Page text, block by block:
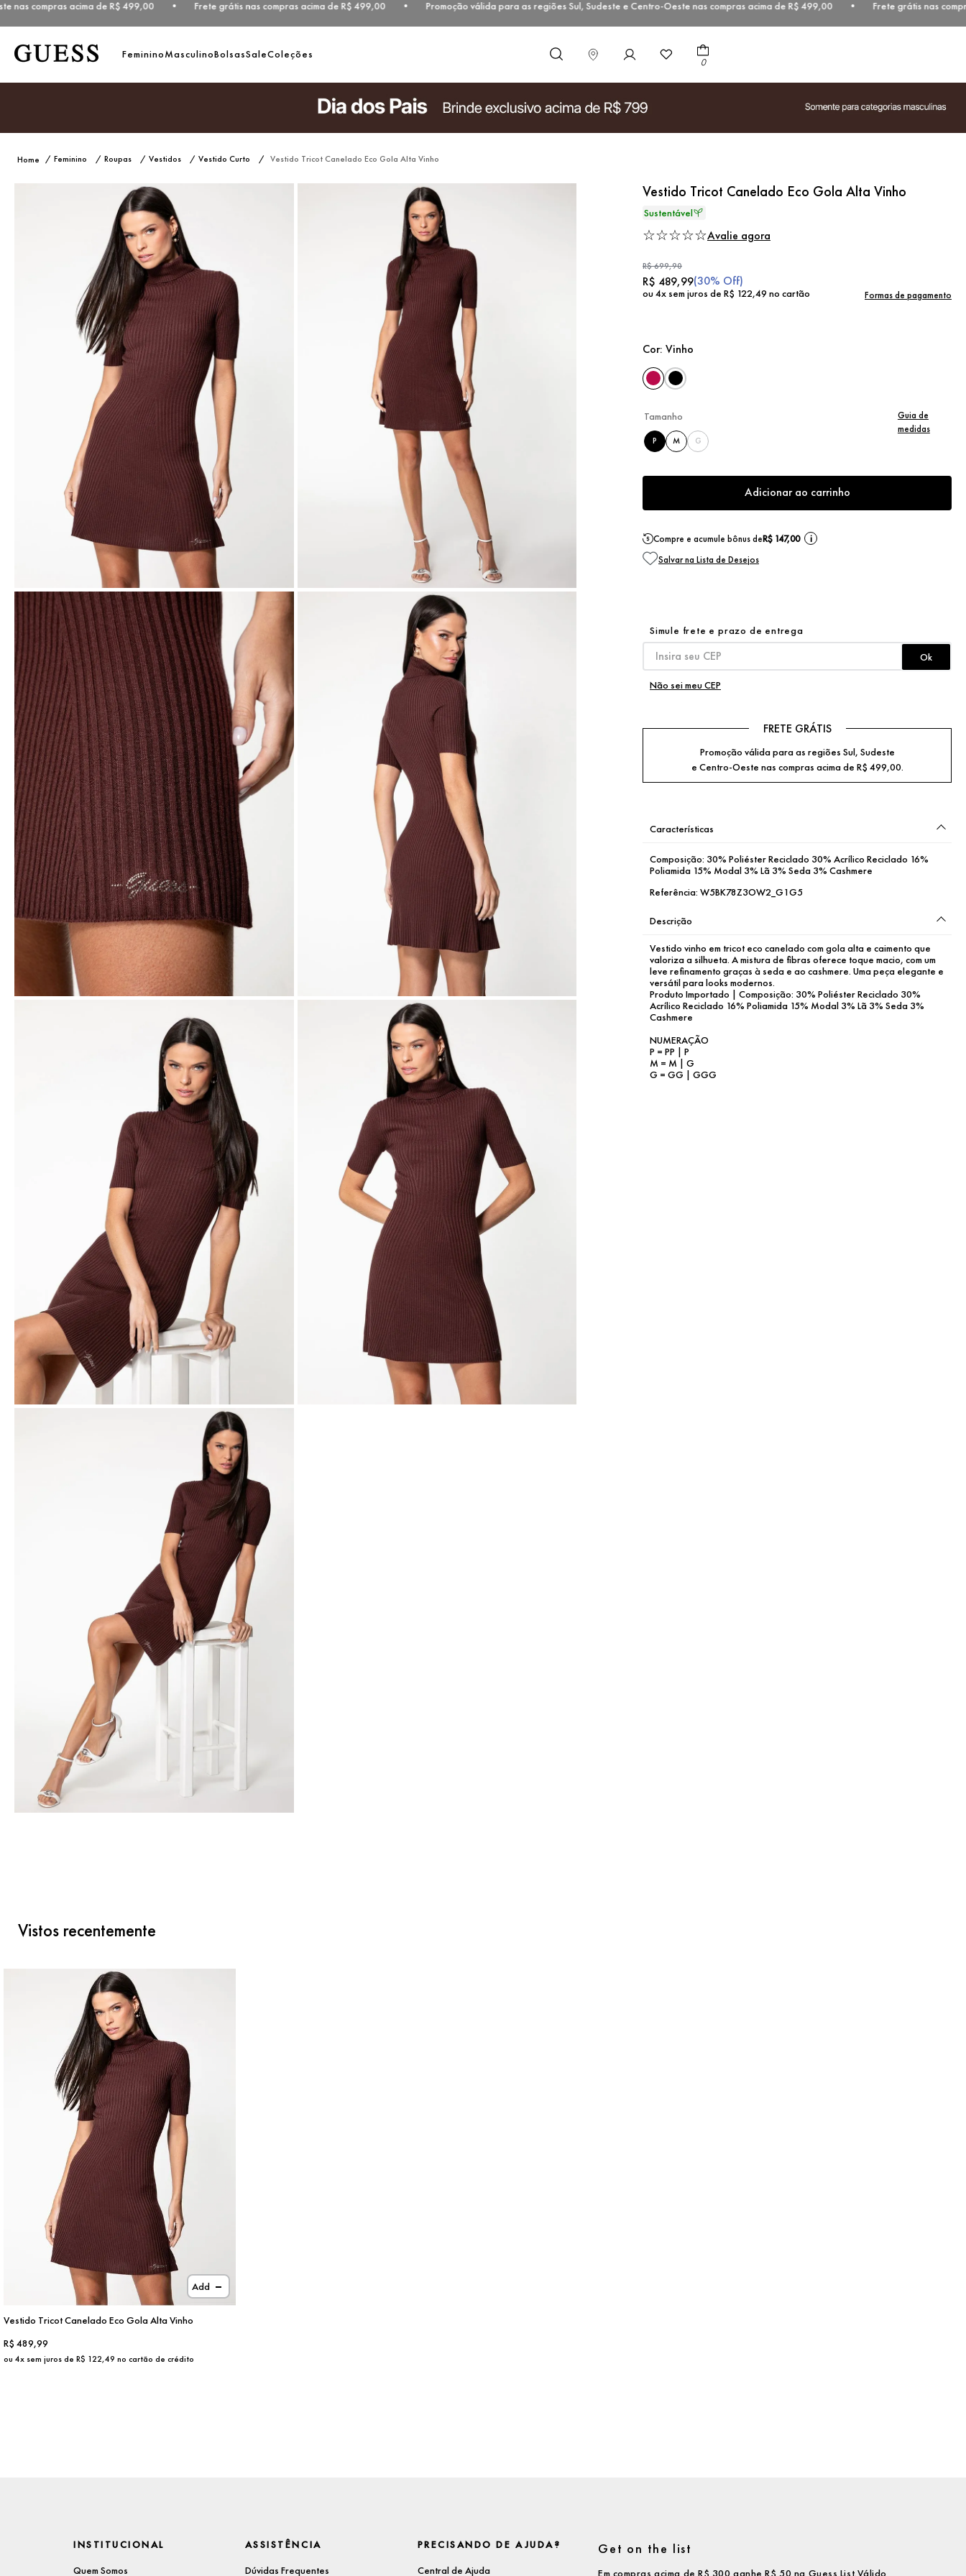
compras acima de R$ 499,00 • Frete grátis nas compras acima de R$ 499,00 • Promoção válida para as regiões Sul, Sudeste e Centro-Oeste nas compras acima de R$ 499,00 • Frete grátis nas
FemininoMasculinoBolsasSaleColeções O que você procura?
0
Feminino Roupas Vestidos Vestido Curto Vestido Tricot Canelado Eco Gola Alta Vinho
Vestido Tricot Canelado Eco Gola Alta Vinho
☆☆☆☆☆Avalie agora
R$699,90
R$ 489,99(30% Off)
ou4x sem juros de R$ 122,49 no cartão Formas de pagamento
Cor: Vinho
Tamanho
P M G
Guia de
medidas
Adicionar ao carrinho
Compre e acumule bônus deR$ 147,00 i
Não sei meu CEP
FRETE GRÁTIS
Promoção válida para as regiões Sul, Sudeste
e Centro-Oeste nas compras acima de R$ 499,00.
Características
Composição: 30% Poliéster Reciclado 30% Acrílico Reciclado 16%
Poliamida 15% Modal 3% Lã 3% Seda 3% Cashmere
Referência: W5BK78Z3OW2_G1G5
Descrição
Vestido vinho em tricot eco canelado com gola alta e caimento que
valoriza a silhueta. A mistura de fibras oferece toque macio, com um
leve refinamento graças à seda e ao cashmere. Uma peça elegante e
versátil para looks modernos.
Produto Importado | Composição: 30% Poliéster Reciclado 30%
Acrílico Reciclado 16% Poliamida 15% Modal 3% Lã 3% Seda 3%
Cashmere
NUMERAÇÃO
P = PP | P
M = M | G
G = GG | GGG
Vistos recentemente
Add
Vestido Tricot Canelado Eco Gola Alta Vinho
R$ 489,99
ou 4x sem juros de R$ 122,49 no cartão de crédito
INSTITUCIONAL
Quem Somos
ASSISTÊNCIA
Dúvidas Frequentes
PRECISANDO DE AJUDA?
Central de Ajuda
Get on the list
Em compras acima de R$ 300 ganhe R$ 50 na Guess List.Válido